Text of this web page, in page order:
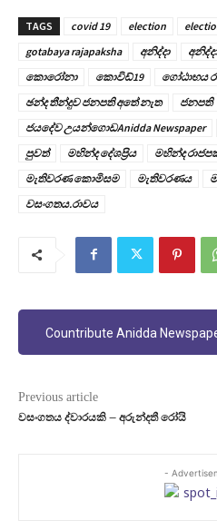
TAGS covid 19 election
gotabaya rajapaksha
අනිද්දා
කොරෝනා
කොවිඩ්19
ගෝඨාභය
ඡන්ද තීන්දුව ජනපති අතේ නැත
ජනපති
ජයදේව උයන්ගොඩAnidda Newspaper
පුවත්
මහින්ද දේශප්‍රිය මහින්ද
මැතිවරණ කොමිසම
මැතිවරණය
වසංගතය.රාවය
Countribute Anidda
Previous article
වසංගතය ද්වාරයකි – අරුන්දතී රෝයි
-